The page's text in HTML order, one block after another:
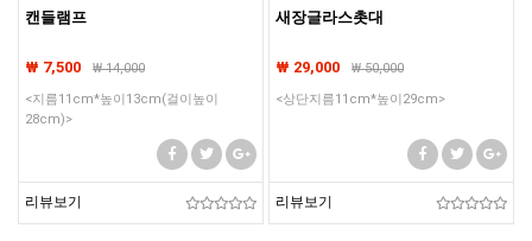
캔들램프
₩ 7,500 ₩14,000
<지름11cm*높이13cm(걸이높이
28cm)>
리뷰보기
새장글라스촛대
₩ 29,000 ₩50,000
<상단지름11cm*높이29cm>
리뷰보기